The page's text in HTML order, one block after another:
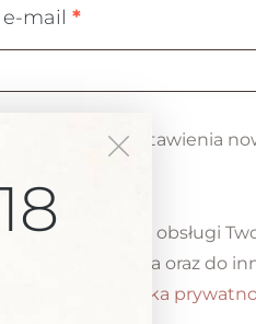
mail *
odnośnik do ustawienia
do obsługi
Twojego konta oraz do
polityka